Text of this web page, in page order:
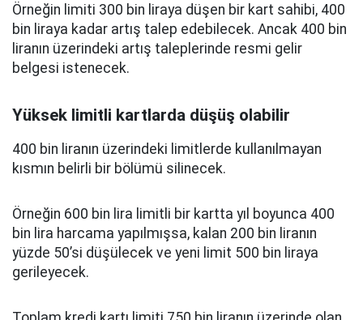
Örneğin limiti 300 bin liraya düşen bir kart sahibi, 400
bin liraya kadar artış talep edebilecek. Ancak 400 bin
liranın üzerindeki artış taleplerinde resmi gelir
belgesi istenecek.
Yüksek limitli kartlarda düşüş olabilir
400 bin liranın üzerindeki limitlerde kullanılmayan
kısmın belirli bir bölümü silinecek.
Örneğin 600 bin lira limitli bir kartta yıl boyunca 400
bin lira harcama yapılmışsa, kalan 200 bin liranın
yüzde 50’si düşülecek ve yeni limit 500 bin liraya
gerileyecek.